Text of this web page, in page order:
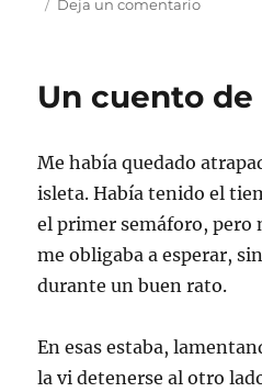
Deja un comentarioen
al
Un cuento de
Me había quedado
isleta. Había tenido el
el primer semáforo, pero
me obligaba a esperar,
durante un buen rato.
En esas estaba,
la vi detenerse al otro